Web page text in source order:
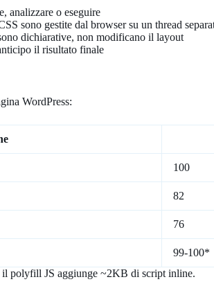
analizzare o eseguire
sono gestite dal browser su un thread
dichiarative, non modificano il layout
il risultato finale
WordPress:
100
82
76
99-100*
polyfill JS aggiunge ~2KB di script inline.